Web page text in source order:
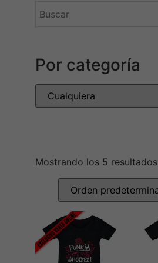
Por categoría
Mostrando los 5 resultados